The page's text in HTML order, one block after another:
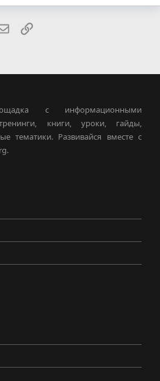
Электронная почта
Ссылка
с информационными
книги, уроки, гайды,
тематики. Развивайся вместе с